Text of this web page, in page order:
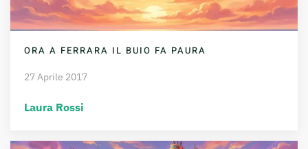
ORA A FERRARA IL BUIO FA PAURA
27 Aprile 2017
Laura Rossi